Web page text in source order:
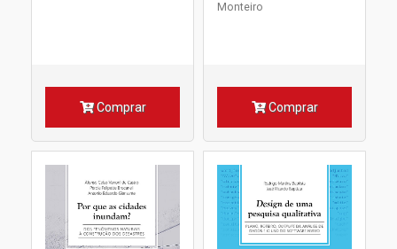
Comprar
Monteiro
Comprar